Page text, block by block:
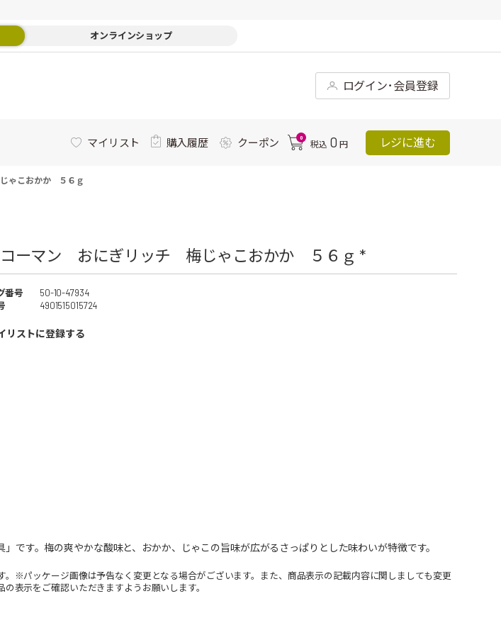
オンラインショップ
ログイン･会員登録
マイリスト 購入履歴 クーポン 0
税込 0 円 レジに進む
ゃこおかか ５６ｇ
コーマン おにぎリッチ 梅じゃこおかか ５６ｇ *
番号
50-10-47934
4901515015724
リストに登録する
です。梅の爽やかな酸味と、おかか、じゃこの旨味が広がるさっぱりとした味わいが特徴です。
※パッケージ画像は予告なく変更となる場合がございます。また、商品表示の記載内容に関しましても変更
表示をご確認いただきますようお願いします。